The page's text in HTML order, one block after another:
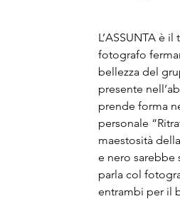
L’ASSUNTA è
fotografo
bellezza del
presente
prende forma
personale
maestosità
e nero sarebbe
parla col
entrambi per il